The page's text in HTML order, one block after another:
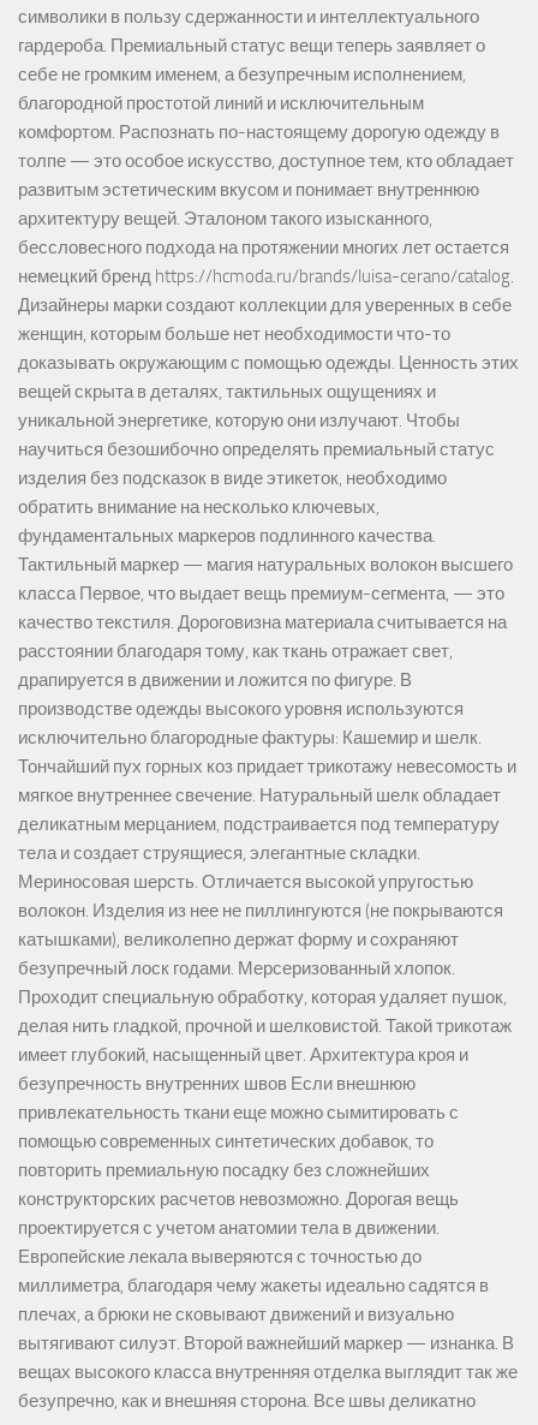
символики в пользу сдержанности и интеллектуального
гардероба. Премиальный статус вещи теперь заявляет о
себе не громким именем, а безупречным исполнением,
благородной простотой линий и исключительным
комфортом. Распознать по-настоящему дорогую одежду в
толпе — это особое искусство, доступное тем, кто обладает
развитым эстетическим вкусом и понимает внутреннюю
архитектуру вещей. Эталоном такого изысканного,
бессловесного подхода на протяжении многих лет остается
немецкий бренд https://hcmoda.ru/brands/luisa-cerano/catalog.
Дизайнеры марки создают коллекции для уверенных в себе
женщин, которым больше нет необходимости что-то
доказывать окружающим с помощью одежды. Ценность этих
вещей скрыта в деталях, тактильных ощущениях и
уникальной энергетике, которую они излучают. Чтобы
научиться безошибочно определять премиальный статус
изделия без подсказок в виде этикеток, необходимо
обратить внимание на несколько ключевых,
фундаментальных маркеров подлинного качества.
Тактильный маркер — магия натуральных волокон высшего
класса Первое, что выдает вещь премиум-сегмента, — это
качество текстиля. Дороговизна материала считывается на
расстоянии благодаря тому, как ткань отражает свет,
драпируется в движении и ложится по фигуре. В
производстве одежды высокого уровня используются
исключительно благородные фактуры: Кашемир и шелк.
Тончайший пух горных коз придает трикотажу невесомость и
мягкое внутреннее свечение. Натуральный шелк обладает
деликатным мерцанием, подстраивается под температуру
тела и создает струящиеся, элегантные складки.
Мериносовая шерсть. Отличается высокой упругостью
волокон. Изделия из нее не пиллингуются (не покрываются
катышками), великолепно держат форму и сохраняют
безупречный лоск годами. Мерсеризованный хлопок.
Проходит специальную обработку, которая удаляет пушок,
делая нить гладкой, прочной и шелковистой. Такой трикотаж
имеет глубокий, насыщенный цвет. Архитектура кроя и
безупречность внутренних швов Если внешнюю
привлекательность ткани еще можно сымитировать с
помощью современных синтетических добавок, то
повторить премиальную посадку без сложнейших
конструкторских расчетов невозможно. Дорогая вещь
проектируется с учетом анатомии тела в движении.
Европейские лекала выверяются с точностью до
миллиметра, благодаря чему жакеты идеально садятся в
плечах, а брюки не сковывают движений и визуально
вытягивают силуэт. Второй важнейший маркер — изнанка. В
вещах высокого класса внутренняя отделка выглядит так же
безупречно, как и внешняя сторона. Все швы деликатно